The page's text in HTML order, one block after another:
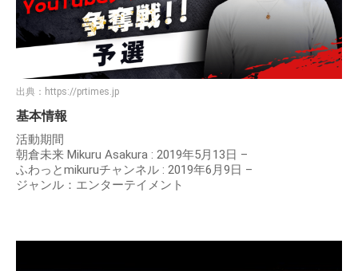
出典： https://prtimes.jp
基本情報
活動期間
朝倉未来 Mikuru Asakura : 2019年5月13日 –
ふわっとmikuruチャンネル : 2019年6月9日 –
ジャンル：エンターテイメント